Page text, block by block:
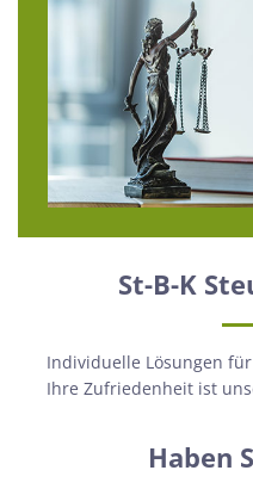
St-B-K
Individuelle Lösungen
Ihre Zufriedenheit ist
Haben